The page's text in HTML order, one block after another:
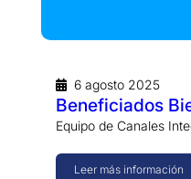
6 agosto 2025
Beneficiados
Equipo de Canales
Leer más información